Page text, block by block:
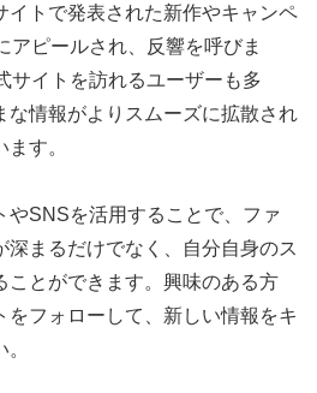
イトで発表された新作やキャンペ
アピールされ、反響を呼びま
サイトを訪れるユーザーも多
な情報がよりスムーズに拡散され
す。
やSNSを活用することで、ファ
深まるだけでなく、自分自身のス
ことができます。興味のある方
をフォローして、新しい情報をキ